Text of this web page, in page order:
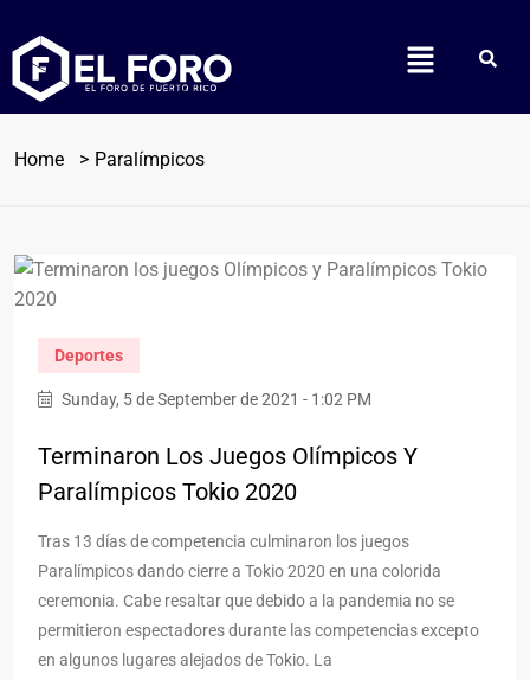
Home Paralímpicos
Deportes
Sunday, 5 de September de 2021 - 1:02 PM
Terminaron Los Juegos Olímpicos Y
Paralímpicos Tokio 2020
Tras 13 días de competencia culminaron los juegos
Paralímpicos dando cierre a Tokio 2020 en una colorida
ceremonia. Cabe resaltar que debido a la pandemia no se
permitieron espectadores durante las competencias excepto
en algunos lugares alejados de Tokio. La